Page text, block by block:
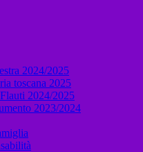
2024/2025
toscana 2025
2024/2025
2023/2024